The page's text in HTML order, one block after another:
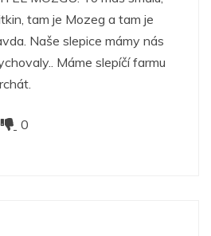
tam je Mozeg a tam je
Naše slepice mámy nás
Máme slepíčí farmu
0